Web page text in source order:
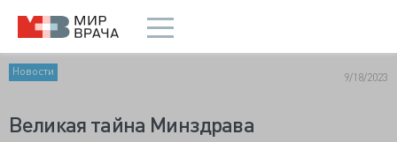
Новости 9/18/2023
Великая тайна Минздрава